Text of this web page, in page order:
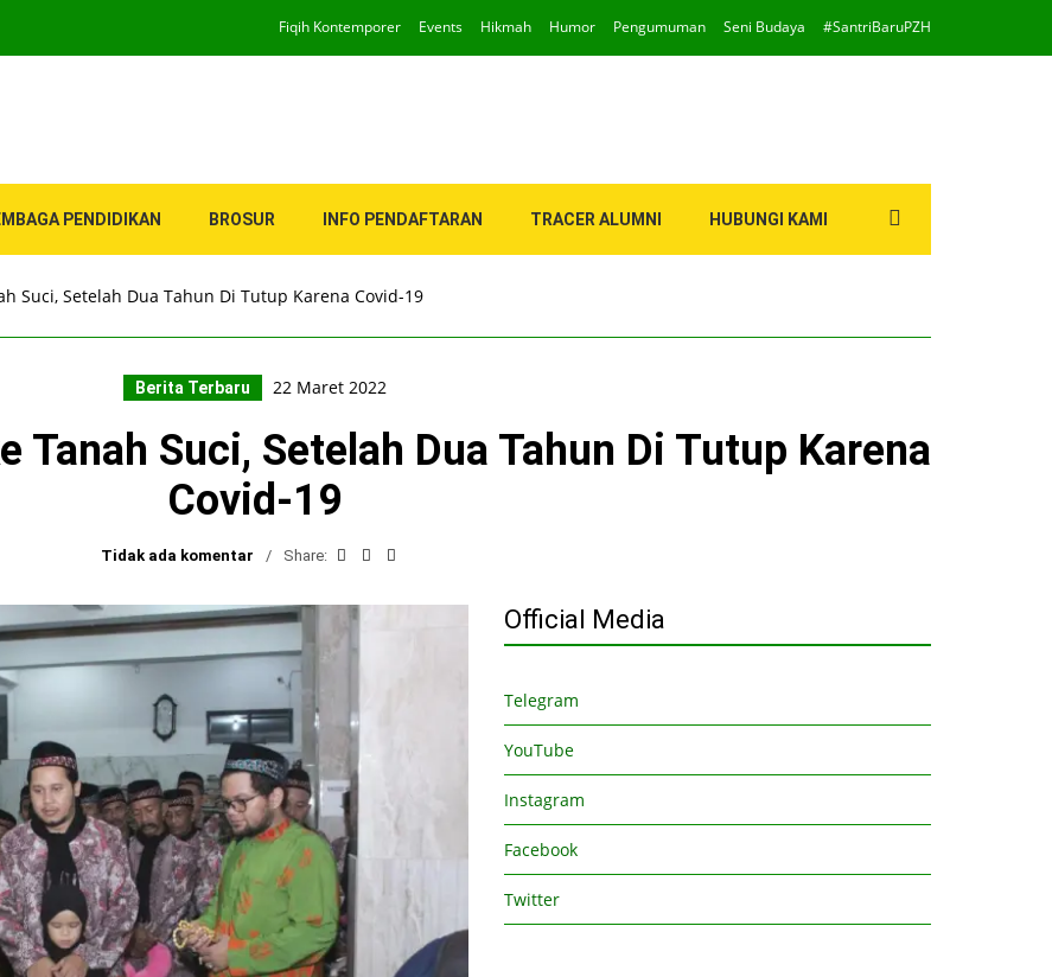
Fiqih Kontemporer Events Hikmah Humor Pengumuman Seni Budaya #SantriBaruPZH
PENDIDIKAN BROSUR INFO PENDAFTARAN TRACER ALUMNI HUBUNGI KAMI
Suci, Setelah Dua Tahun Di Tutup Karena Covid-19
Berita Terbaru 22 Maret 2022
Tanah Suci, Setelah Dua Tahun Di Tutup Karena
Covid-19
Tidak ada komentar Share:
Official Media
Telegram
YouTube
Instagram
Facebook
Twitter